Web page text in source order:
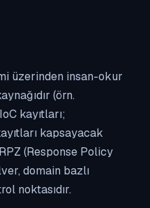
üzerinden insan-okur
(örn.
kayıtları;
kapsayacak
(Response Policy
domain bazlı
noktasıdır.